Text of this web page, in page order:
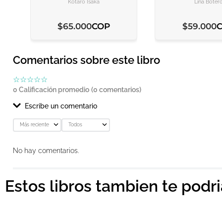
Kotaro Isaka
$65.000COP
Lina Botero
$59.000
Comentarios sobre este libro
☆☆☆☆☆
0 Calificación promedio (0 comentarios)
Escribe un comentario
Agregar comentario
Más reciente Todos
No hay comentarios.
Estos libros tambien te